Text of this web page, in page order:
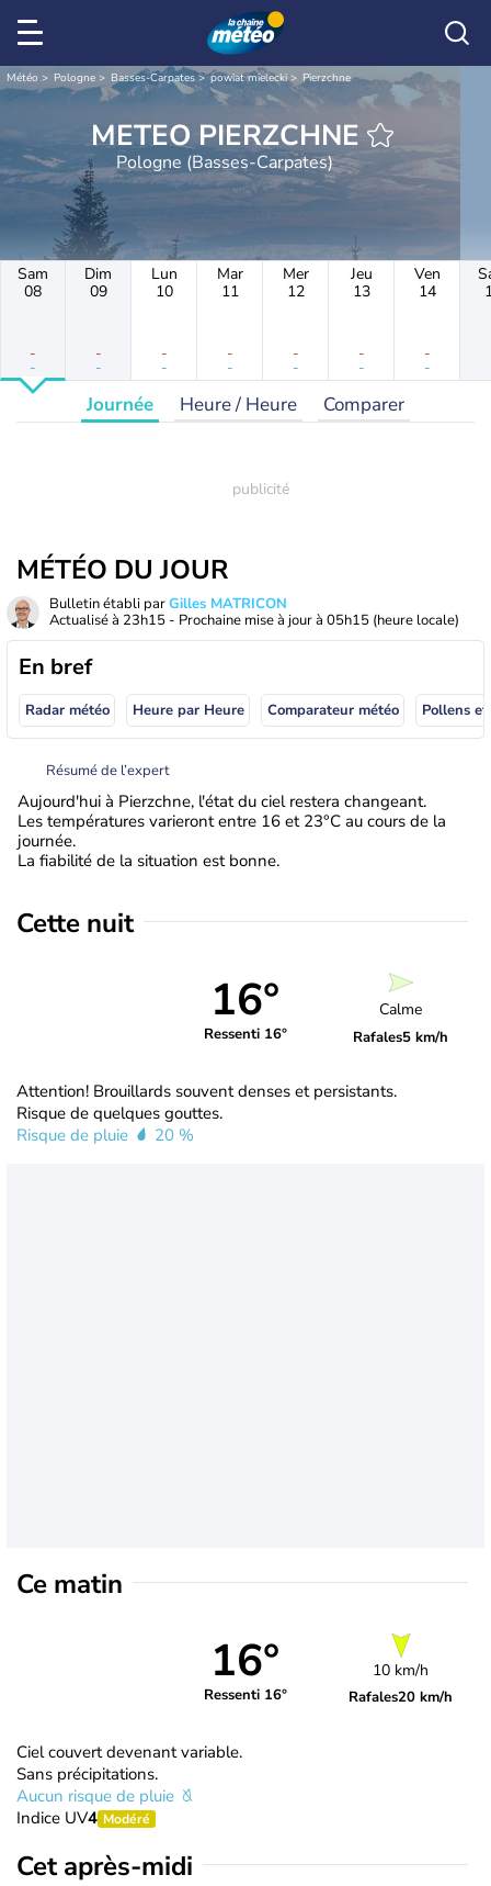
Météo Pologne Basses-Carpates powiat mielecki Pierzchne
METEO PIERZCHNE
Pologne (Basses-Carpates)
Sam
08
-
-
Dim
09
-
-
Lun
10
-
-
Mar
11
-
-
Mer
12
-
-
Jeu
13
-
-
Ven
14
-
-
Journée Heure / Heure Comparer
MÉTÉO DU JOUR
Bulletin établi parGilles MATRICON
Actualisé à 23h15 - Prochaine mise à jour à 05h15 (heure locale)
En bref
Radar météo Heure par Heure Comparateur météo Pollens
Résumé de l’expert
Aujourd'hui à Pierzchne, l'état du ciel restera changeant.
Les températures varieront entre 16 et 23°C au cours de la
journée.
La fiabilité de la situation est bonne.
Cette nuit
16°
Ressenti 16°
Calme
Rafales5 km/h
Attention! Brouillards souvent denses et persistants.
Risque de quelques gouttes.
Risque de pluie
20 %
Ce matin
16°
Ressenti 16°
10 km/h
Rafales20 km/h
Ciel couvert devenant variable.
Sans précipitations.
Aucun risque de pluie
Indice UV4 Modéré
Cet après-midi